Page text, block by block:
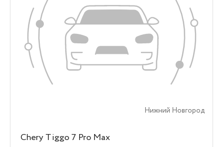
Нижний Новгород
Chery Tiggo 7 Pro Max